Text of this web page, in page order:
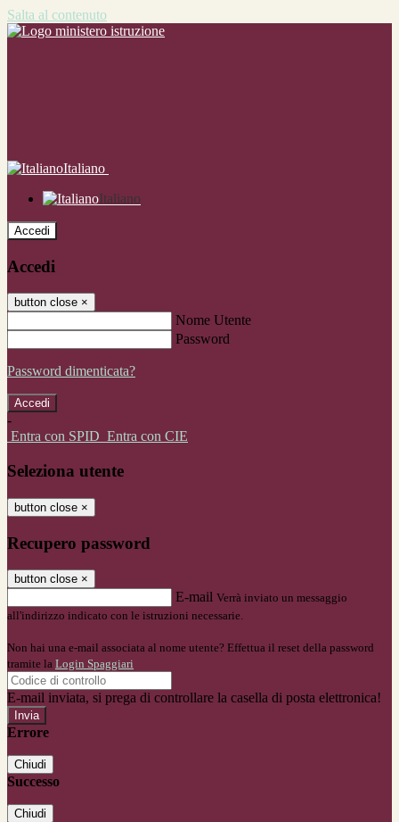
Salta al contenuto
Italiano
Italiano
Accedi
Accedi
button close ×
Nome Utente
Password
Password dimenticata?
-
Entra con SPID Entra con CIE
Seleziona utente
button close ×
Recupero password
button close ×
E-mail Verrà inviato un messaggio
all'indirizzo indicato con le istruzioni necessarie.
Non hai una e-mail associata al nome utente? Effettua il reset della password
tramite la Login Spaggiari
E-mail inviata, si prega di controllare la casella di posta elettronica!
Errore
Chiudi
Successo
Chiudi